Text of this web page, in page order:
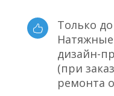
Только
дизайн-
(при
ремонта